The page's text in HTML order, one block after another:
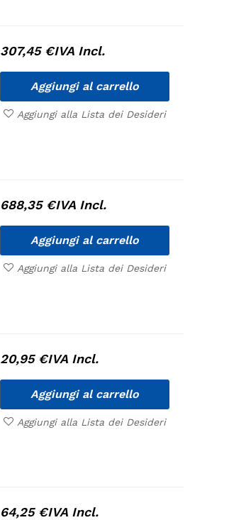
307,45 €IVA Incl.
Aggiungi al carrello
Aggiungi alla Lista dei Desideri
688,35 €IVA Incl.
Aggiungi al carrello
Aggiungi alla Lista dei Desideri
20,95 €IVA Incl.
Aggiungi al carrello
Aggiungi alla Lista dei Desideri
64,25 €IVA Incl.